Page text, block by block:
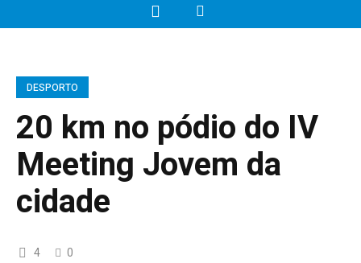
DESPORTO
20 km no pódio do IV
Meeting Jovem da
cidade
4 0